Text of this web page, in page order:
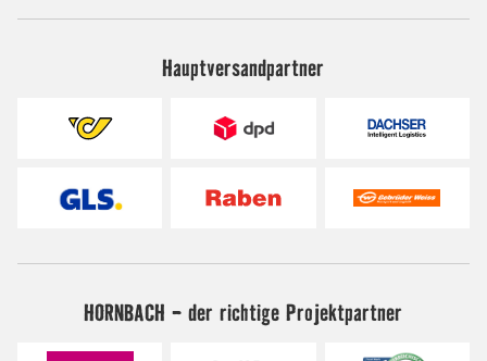
Hauptversandpartner
HORNBACH - der richtige Projektpartner